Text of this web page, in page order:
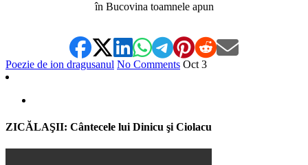
în Bucovina toamnele apun
Poezie de ion dragusanul No Comments Oct 3
ZICĂLAŞII: Cântecele lui Dinicu şi Ciolacu